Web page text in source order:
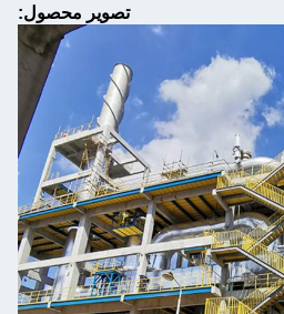
تصویر محصول: